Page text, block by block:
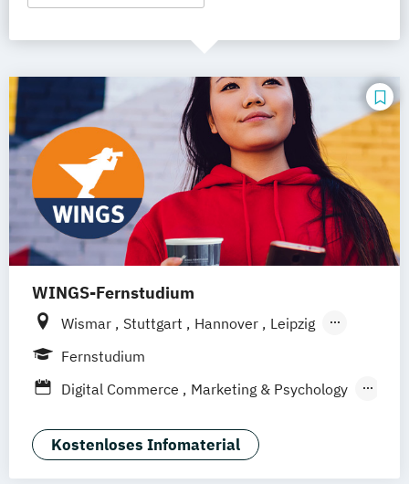
WINGS-Fernstudium
Wismar Stuttgart Hannover
Leipzig
Frankfurt am Main
Nürnberg
Fernstudium
Digital Commerce
Marketing & Psychology
Wirtschaftspsychologie
Kostenloses Infomaterial